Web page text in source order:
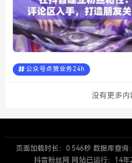
公众号点赞业务24h
没有更多内
页面加载时长：0.546秒 数据库查询
抖音粉丝网 网站已运行： 14年